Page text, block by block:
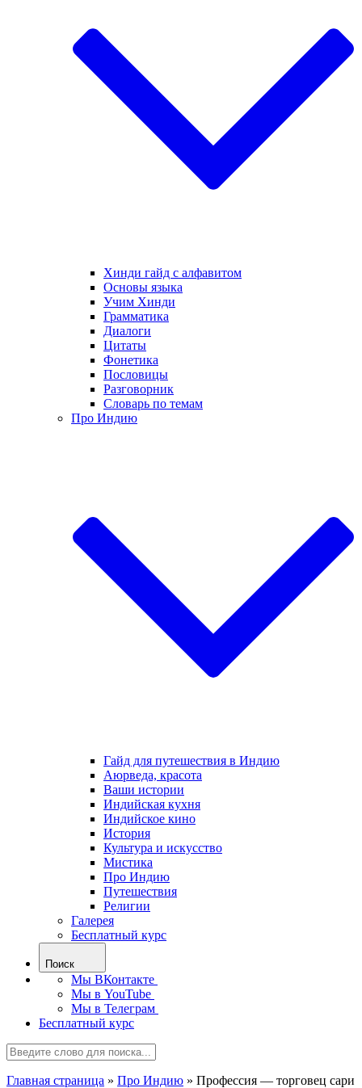
Хинди гайд с алфавитом
Основы языка
Учим Хинди
Грамматика
Диалоги
Цитаты
Фонетика
Пословицы
Разговорник
Словарь по темам
Про Индию
Гайд для путешествия в Индию
Аюрведа, красота
Ваши истории
Индийская кухня
Индийское кино
История
Культура и искусство
Мистика
Про Индию
Путешествия
Религии
Галерея
Бесплатный курс
Поиск
Мы ВКонтакте
Мы в YouTube
Мы в Телеграм
Бесплатный курс
Главная страница » Про Индию » Профессия — торговец сари